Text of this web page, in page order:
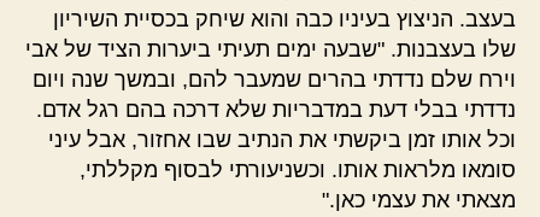
בעצב. הניצוץ בעיניו כבה והוא שיחק בכסיית השיריון
שלו בעצבנות. "שבעה ימים תעיתי ביערות הציד של אבי
וירח שלם נדדתי בהרים שמעבר להם, ובמשך שנה ויום
נדדתי בבלי דעת במדבריות שלא דרכה בהם רגל אדם.
וכל אותו זמן ביקשתי את הנתיב שבו אחזור, אבל עיני
סומאו מלראות אותו. וכשניעורתי לבסוף מקללתי,
מצאתי את עצמי כאן."